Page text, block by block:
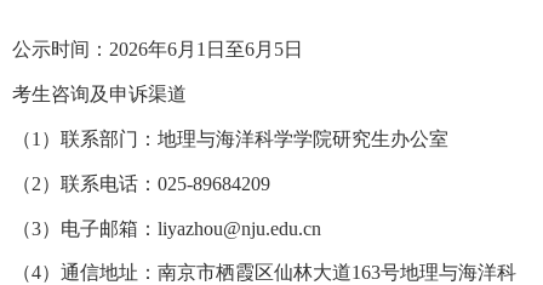
公示时间： 2026年6月 1 日至6月 5日
考生咨询及申诉渠道
（1 ）联系部门：地理与海洋科学学院研究生办公室
（2）联系电话： 025-89684209
（3）电子邮箱： liyazhou@nju.edu.cn
（4）通信地址：南京市栖霞区仙林大道163号地理与海洋科